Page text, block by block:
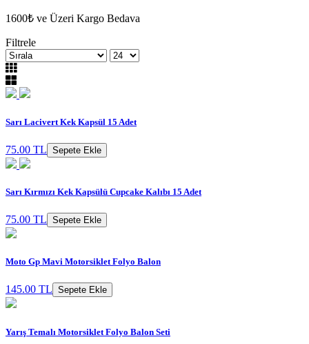
1600₺ ve Üzeri Kargo Bedava
Filtrele
Sarı Lacivert Kek Kapsül 15 Adet
75.00 TL Sepete Ekle
Sarı Kırmızı Kek Kapsülü Cupcake Kalıbı 15 Adet
75.00 TL Sepete Ekle
Moto Gp Mavi Motorsiklet Folyo Balon
145.00 TL Sepete Ekle
Yarış Temalı Motorsiklet Folyo Balon Seti